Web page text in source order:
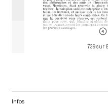
739 sur
Infos